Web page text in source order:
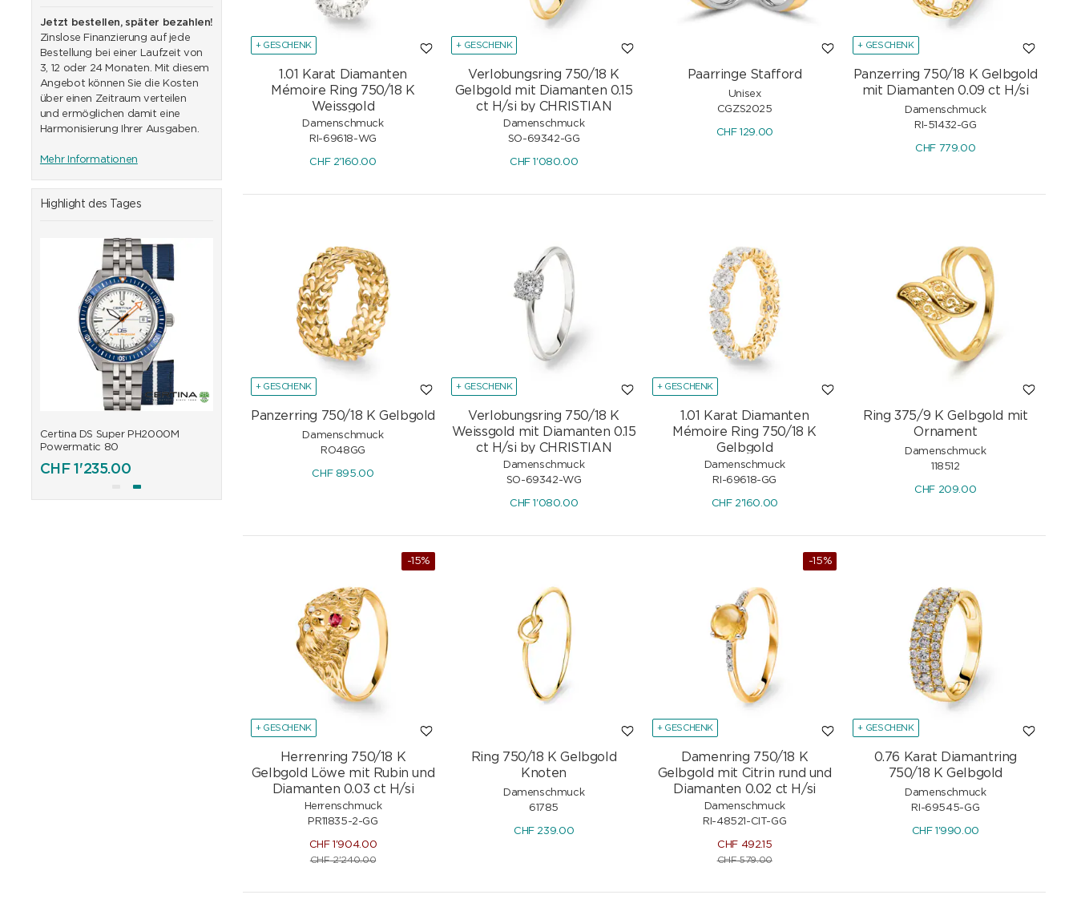
+ GESCHENK
1.01 Karat Diamanten
Mémoire Ring 750/18 K
Weissgold
Damenschmuck
RI-69618-WG
CHF 2'160.00
+ GESCHENK
Verlobungsring 750/18 K
Gelbgold mit Diamanten 0.15
ct H/si by CHRISTIAN
Damenschmuck
SO-69342-GG
CHF 1'080.00
Paarringe Stafford
Unisex
CGZS2025
CHF 129.00
+ GESCHENK
Panzerring 750/18 K Gelbgold
mit Diamanten 0.09 ct H/si
Damenschmuck
RI-51432-GG
CHF 779.00
+ GESCHENK
Panzerring 750/18 K Gelbgold
Damenschmuck
RO48GG
CHF 895.00
+ GESCHENK
Verlobungsring 750/18 K
Weissgold mit Diamanten 0.15
ct H/si by CHRISTIAN
Damenschmuck
SO-69342-WG
CHF 1'080.00
+ GESCHENK
1.01 Karat Diamanten
Mémoire Ring 750/18 K
Gelbgold
Damenschmuck
RI-69618-GG
CHF 2'160.00
Ring 375/9 K Gelbgold mit
Ornament
Damenschmuck
118512
CHF 209.00
-15%
+ GESCHENK
Herrenring 750/18 K
Gelbgold Löwe mit Rubin und
Diamanten 0.03 ct H/si
Herrenschmuck
PR11835-2-GG
CHF1'904.00
CHF2'240.00
Ring 750/18 K Gelbgold
Knoten
Damenschmuck
61785
CHF239.00
-15%
+ GESCHENK
Damenring 750/18 K
Gelbgold mit Citrin rund und
Diamanten 0.02 ct H/si
Damenschmuck
RI-48521-CIT-GG
CHF492.15
CHF579.00
+ GESCHENK
0.76 Karat Diamantring
750/18 K Gelbgold
Damenschmuck
RI-69545-GG
CHF1'990.00
Jetzt bestellen, später bezahlen!
Zinslose Finanzierung auf jede
Bestellung bei einer Laufzeit von
3, 12 oder 24 Monaten. Mit diesem
Angebot können Sie die Kosten
über einen Zeitraum verteilen
und ermöglichen damit eine
Harmonisierung Ihrer Ausgaben.
Mehr Informationen
Highlight des Tages
Certina DS Super PH2000M
Powermatic 80
CHF1'235.00
Certina DS Super PH2000M
1'235.00
Certina DS Super PH2000M
Powermatic 80
1'235.00